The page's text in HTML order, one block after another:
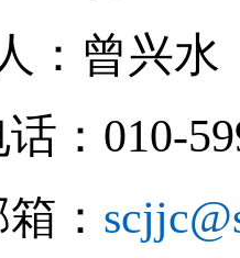
：曾兴水
：010-
：